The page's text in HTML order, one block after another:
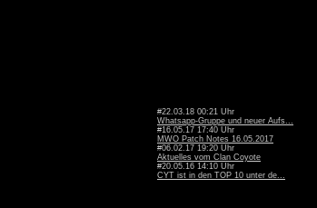
#22.03.18 00:21 Uhr
Whatsapp-Gruppe und neuer Aufs...
#16.05.17 17:40 Uhr
MWO Patch Notes 16.05.2017
#06.02.17 19:20 Uhr
Aktuelles vom Clan Coyote
#20.05.16 14:10 Uhr
CYT ist in den TOP 10 unter de...